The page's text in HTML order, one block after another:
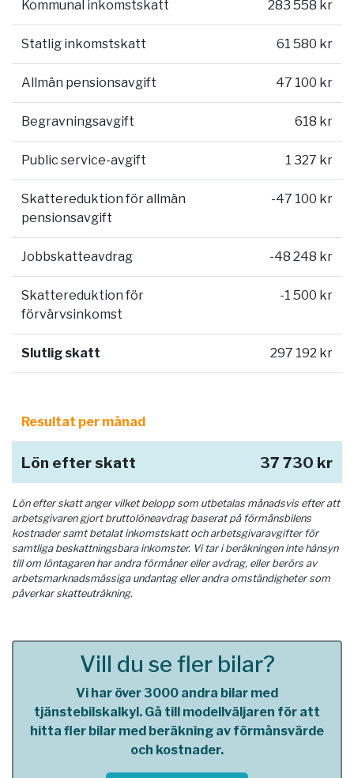
Kommunal inkomstskatt 283 558 kr
Statlig inkomstskatt 61 580 kr
Allmän pensionsavgift 47 100 kr
Begravningsavgift 618 kr
Public service-avgift 1 327 kr
Skattereduktion för allmän
pensionsavgift
-47 100 kr
Jobbskatteavdrag -48 248 kr
Skattereduktion för
förvärvsinkomst
-1 500 kr
Slutlig skatt 297 192 kr
Resultat per månad
Lön efter skatt 37 730 kr
Lön efter skatt anger vilket belopp som utbetalas månadsvis efter att
arbetsgivaren gjort bruttolöneavdrag baserat på förmånsbilens
kostnader samt betalat inkomstskatt och arbetsgivaravgifter för
samtliga beskattningsbara inkomster. Vi tar i beräkningen inte hänsyn
till om löntagaren har andra förmåner eller avdrag, eller berörs av
arbetsmarknadsmässiga undantag eller andra omständigheter som
påverkar skatteuträkning.
Vill du se fler bilar?
Vi har över 3000 andra bilar med
tjänstebilskalkyl. Gå till modellväljaren för att
hitta fler bilar med beräkning av förmånsvärde
och kostnader.